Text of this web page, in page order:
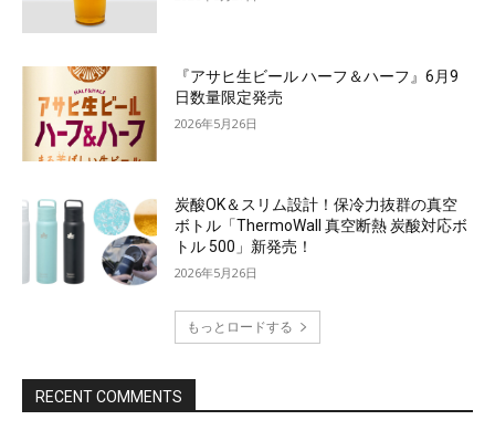
『アサヒ生ビール ハーフ＆ハーフ』6月9
日数量限定発売
2026年5月26日
炭酸OK＆スリム設計！保冷力抜群の真空
ボトル「ThermoWall 真空断熱 炭酸対応ボ
トル 500」新発売！
2026年5月26日
もっとロードする
RECENT COMMENTS